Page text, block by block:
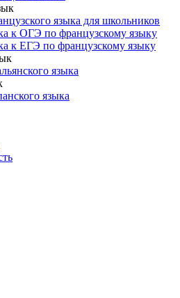
языка для школьников
к ОГЭ по французскому языку
к ЕГЭ по французскому языку
языка
языка